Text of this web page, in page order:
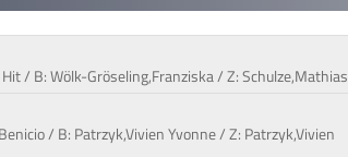
/ B: Wölk-Gröseling,Franziska / Z: Schulze,Mathias
/ B: Patrzyk,Vivien Yvonne / Z: Patrzyk,Vivien